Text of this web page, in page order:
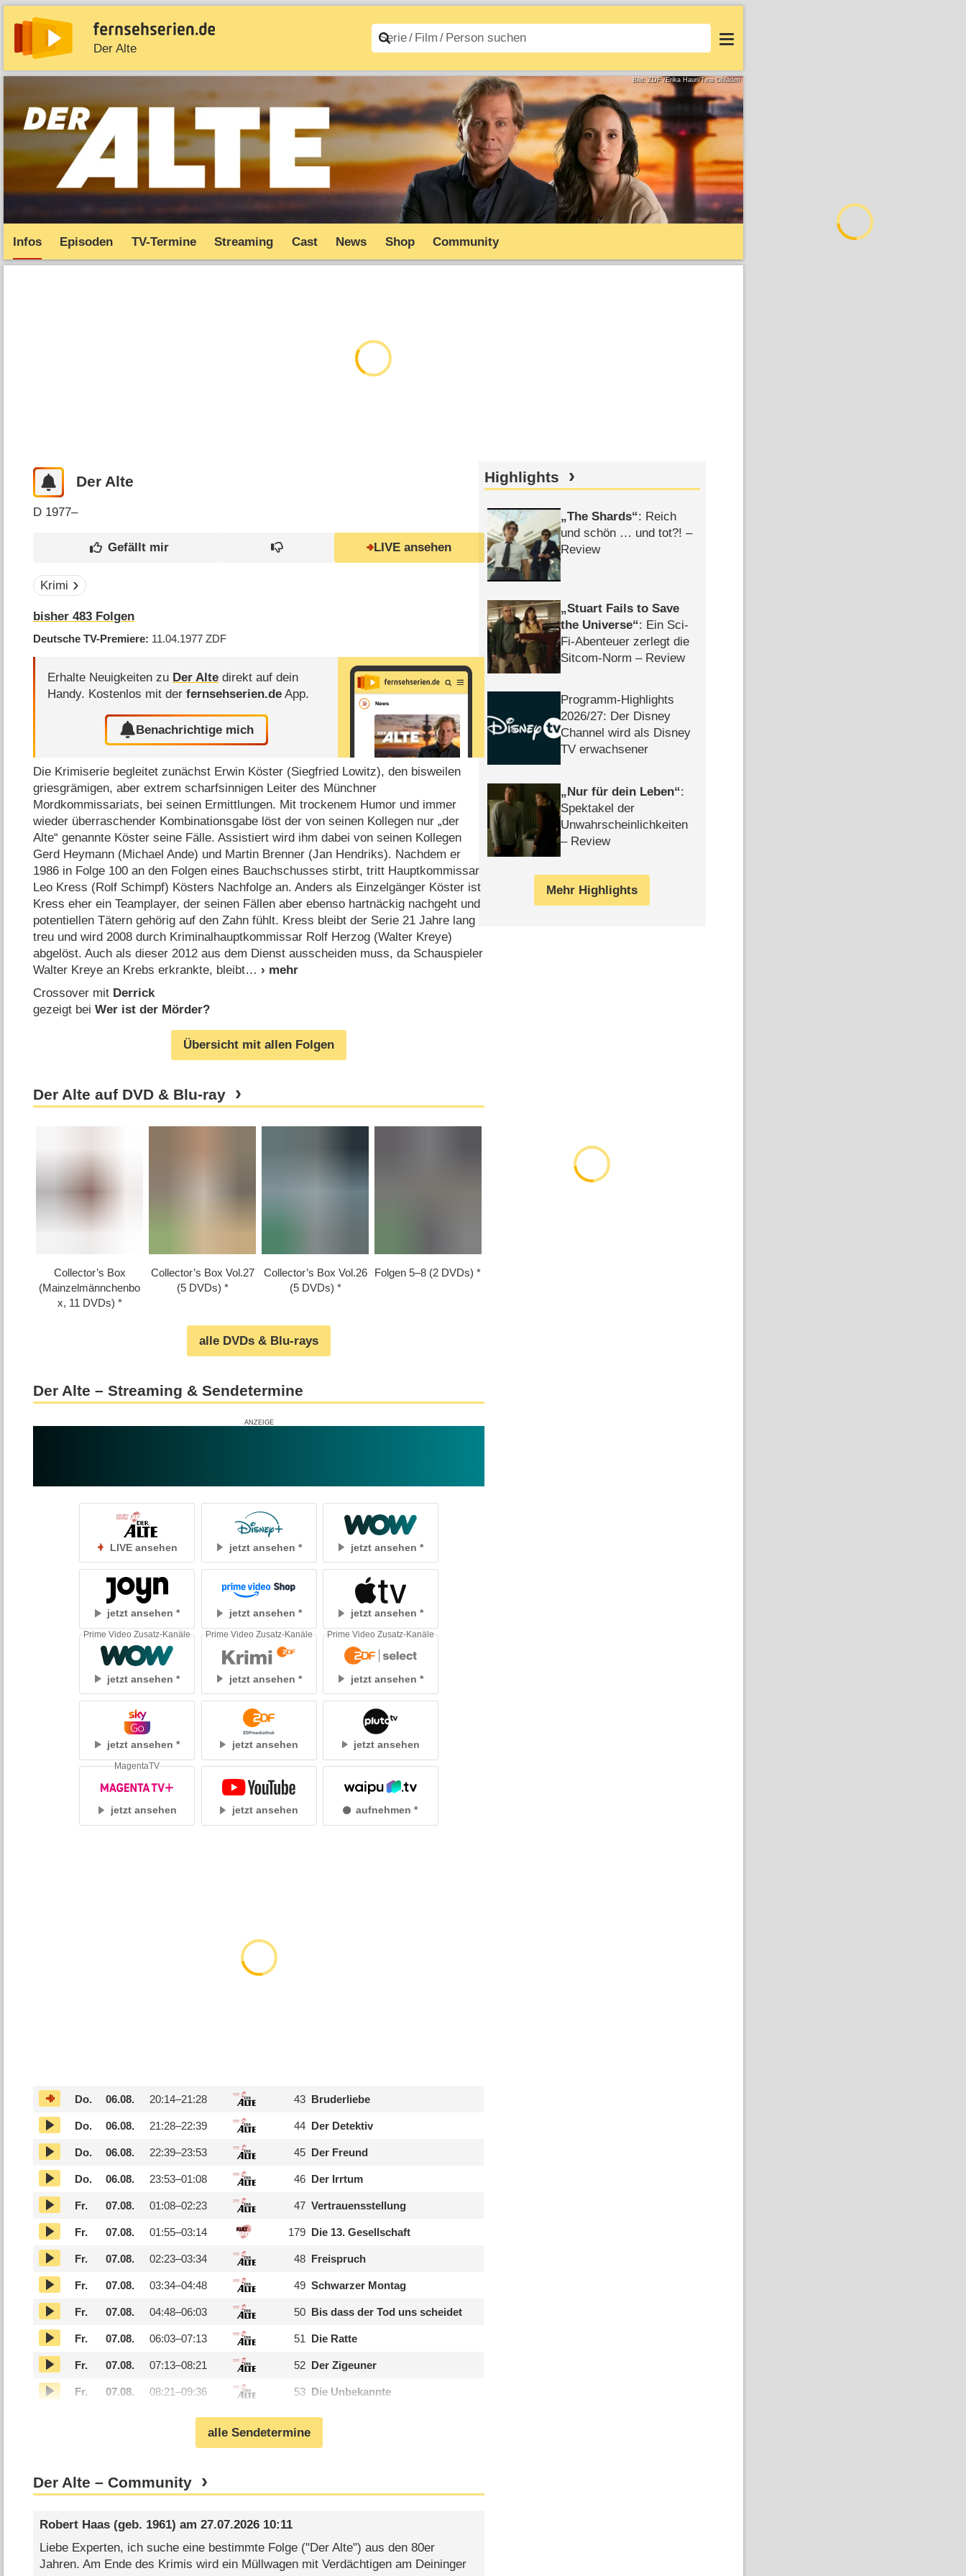
Der Alte
News Entdecken Filme A–Z Login
Bild: ZDF /Erika Hauri/Tina Obladen
Infos Episoden TV-Termine Streaming Cast News Shop Community
Der Alte
D 1977–
LIVE ansehen
Krimi
bisher483 Folgen
Deutsche TV-Premiere 11.04.1977ZDF
Erhalte Neuigkeiten zu Der Alte direkt auf dein
Handy. Kostenlos mit derfernsehserien.de App.
Benachrichtige mich
Die Krimiserie begleitet zunächst Erwin Köster (Siegfried Lowitz), den bisweilen
griesgrämigen, aber extrem scharfsinnigen Leiter des Münchner
Mordkommissariats, bei seinen Ermittlungen. Mit trockenem Humor und immer
wieder überraschender Kombinationsgabe löst der von seinen Kollegen nur „der
Alte“ genannte Köster seine Fälle. Assistiert wird ihm dabei von seinen Kollegen
Gerd Heymann (Michael Ande) und Martin Brenner (Jan Hendriks). Nachdem er
1986 in Folge 100 an den Folgen eines Bauchschusses stirbt, tritt Hauptkommissar
Leo Kress (Rolf Schimpf) Kösters Nachfolge an. Anders als Einzelgänger Köster ist
Kress eher ein Teamplayer, der seinen Fällen aber ebenso hartnäckig nachgeht und
potentiellen Tätern gehörig auf den Zahn fühlt. Kress bleibt der Serie 21 Jahre lang
treu und wird 2008 durch Kriminalhauptkommissar Rolf Herzog (Walter Kreye)
abgelöst. Auch als dieser 2012 aus dem Dienst ausscheiden muss, da Schauspieler
Walter Kreye an Krebs erkrankte, bleibt
Crossover mit Derrick
gezeigt beiWer ist der Mörder?
Übersicht mit allen Folgen
Der Alte auf DVD & Blu-ray
Collector’s Box
(Mainzelmännchenbo
x, 11 DVDs)
Collector’s Box Vol.27
(5 DVDs)
Collector’s Box Vol.26
(5 DVDs)
Folgen 5⁠–⁠8 (2 DVDs)
alle DVDs & Blu-rays
Der Alte – Streaming & Sendetermine
LIVE ansehen jetzt ansehen jetzt ansehen
jetzt ansehen jetzt ansehen jetzt ansehen
jetzt ansehen
Prime Video Zusatz-Kanäle
jetzt ansehen
Prime Video Zusatz-Kanäle
jetzt ansehen
Prime Video Zusatz-Kanäle
jetzt ansehen jetzt ansehen jetzt ansehen
jetzt ansehen
MagentaTV
jetzt ansehen aufnehmen
Do. 06.08. 20:14–21:28 43 Bruderliebe
Do. 06.08. 21:28–22:39 44 Der Detektiv
Do. 06.08. 22:39–23:53 45 Der Freund
Do. 06.08. 23:53–01:08 46 Der Irrtum
Fr. 07.08. 01:08–02:23 47 Vertrauensstellung
Fr. 07.08. 01:55–03:14 179 Die 13. Gesellschaft
Fr. 07.08. 02:23–03:34 48 Freispruch
Fr. 07.08. 03:34–04:48 49 Schwarzer Montag
Fr. 07.08. 04:48–06:03 50 Bis dass der Tod uns scheidet
Fr. 07.08. 06:03–07:13 51 Die Ratte
Fr. 07.08. 07:13–08:21 52 Der Zigeuner
Fr. 07.08. 08:21–09:36 53 Die Unbekannte
alle Sendetermine
Der Alte – Community
Robert Haas(geb. 1961) am 27.07.2026 10:11
Liebe Experten, ich suche eine bestimmte Folge ("Der Alte") aus den 80er
Jahren. Am Ende des Krimis wird ein Müllwagen mit Verdächtigen am Deininger
Highlights
The Shards : Reich
und schön … und tot?! –
Review
Stuart Fails to Save
the Universe : Ein Sci-
Fi-Abenteuer zerlegt die
Sitcom-Norm – Review
Programm-Highlights
2026/​27: Der Disney
Channel wird als Disney
TV erwachsener
Nur für dein Leben :
Spektakel der
Unwahrscheinlichkeiten
– Review
Mehr Highlights